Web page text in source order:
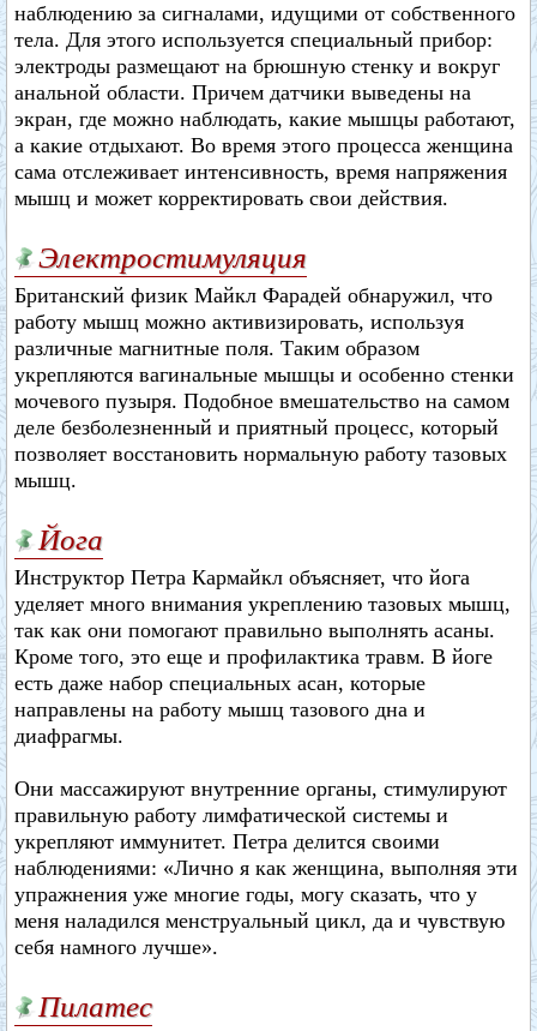
наблюдению за сигналами, идущими от собственного
тела. Для этого используется специальный прибор:
электроды размещают на брюшную стенку и вокруг
анальной области. Причем датчики выведены на
экран, где можно наблюдать, какие мышцы работают,
а какие отдыхают. Во время этого процесса женщина
сама отслеживает интенсивность, время напряжения
мышц и может корректировать свои действия.
Электростимуляция
Британский физик Майкл Фарадей обнаружил, что
работу мышц можно активизировать, используя
различные магнитные поля. Таким образом
укрепляются вагинальные мышцы и особенно стенки
мочевого пузыря. Подобное вмешательство на самом
деле безболезненный и приятный процесс, который
позволяет восстановить нормальную работу тазовых
мышц.
Йога
Инструктор Петра Кармайкл объясняет, что йога
уделяет много внимания укреплению тазовых мышц,
так как они помогают правильно выполнять асаны.
Кроме того, это еще и профилактика травм. В йоге
есть даже набор специальных асан, которые
направлены на работу мышц тазового дна и
диафрагмы.
Они массажируют внутренние органы, стимулируют
правильную работу лимфатической системы и
укрепляют иммунитет. Петра делится своими
наблюдениями: «Лично я как женщина, выполняя эти
упражнения уже многие годы, могу сказать, что у
меня наладился менструальный цикл, да и чувствую
себя намного лучше».
Пилатес